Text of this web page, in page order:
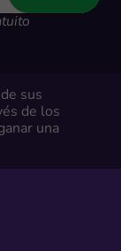
sus
de los
una